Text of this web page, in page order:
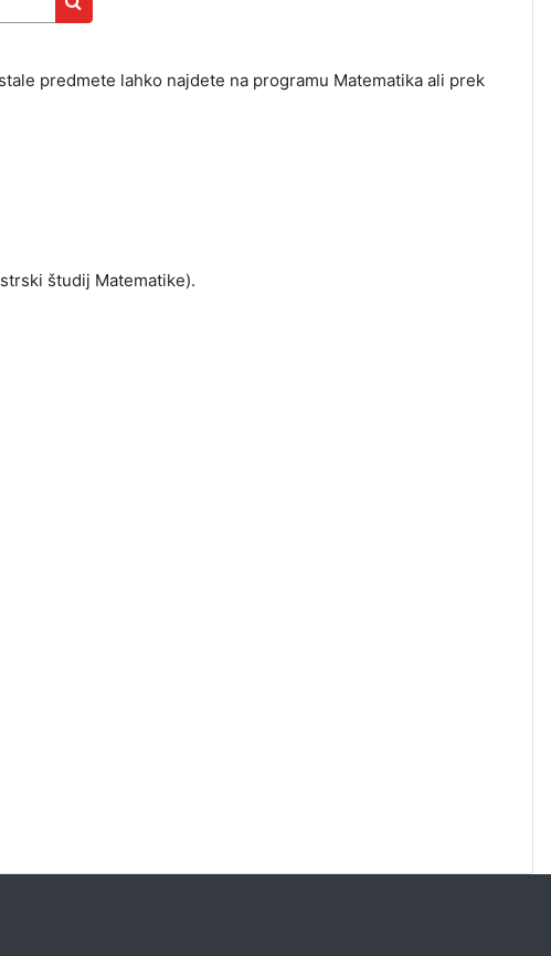
Išči predmete
predmete lahko najdete na programu Matematika ali prek
študij Matematike).